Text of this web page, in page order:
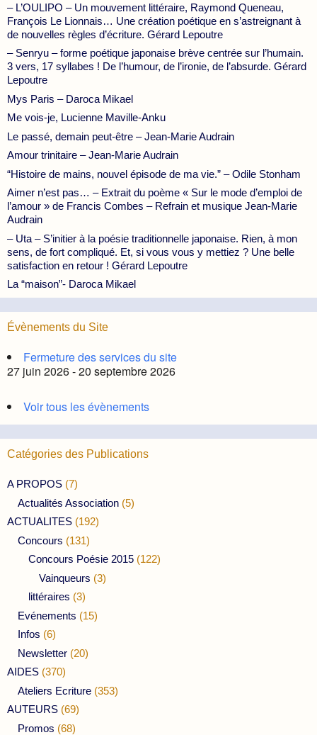
– L’OULIPO – Un mouvement littéraire, Raymond Queneau,
François Le Lionnais… Une création poétique en s’astreignant à
de nouvelles règles d’écriture. Gérard Lepoutre
– Senryu – forme poétique japonaise brève centrée sur l’humain.
3 vers, 17 syllabes ! De l’humour, de l’ironie, de l’absurde. Gérard
Lepoutre
Mys Paris – Daroca Mikael
Me vois-je, Lucienne Maville-Anku
Le passé, demain peut-être – Jean-Marie Audrain
Amour trinitaire – Jean-Marie Audrain
“Histoire de mains, nouvel épisode de ma vie.” – Odile Stonham
Aimer n’est pas… – Extrait du poème « Sur le mode d’emploi de
l’amour » de Francis Combes – Refrain et musique Jean-Marie
Audrain
– Uta – S’initier à la poésie traditionnelle japonaise. Rien, à mon
sens, de fort compliqué. Et, si vous vous y mettiez ? Une belle
satisfaction en retour ! Gérard Lepoutre
La “maison”- Daroca Mikael
Évènements du Site
Fermeture des services du site
27 juin 2026 - 20 septembre 2026
Voir tous les évènements
Catégories des Publications
A PROPOS (7)
Actualités Association (5)
ACTUALITES (192)
Concours (131)
Concours Poésie 2015 (122)
Vainqueurs (3)
littéraires (3)
Evénements (15)
Infos (6)
Newsletter (20)
AIDES (370)
Ateliers Ecriture (353)
AUTEURS (69)
Promos (68)